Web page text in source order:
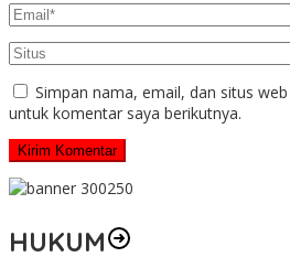
Simpan nama, email, dan situs
untuk komentar saya berikutnya.
HUKUM